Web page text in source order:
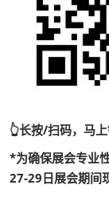
👆长按/扫码，马
*为确保展会专业
27-29日展会期间